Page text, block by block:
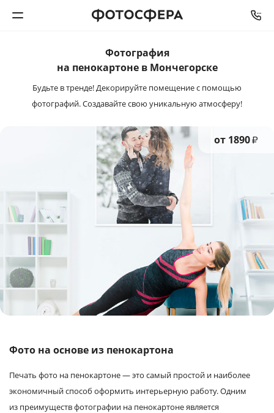
Фотокниги
Интерьерная печать
Фотоподарки
Багетная мастерская
Полиграфия
Услуги и сервис
Фотография
на пенокартоне в Мончегорске
Будьте в тренде! Декорируйте помещение с помощью
фотографий. Создавайте свою уникальную атмосферу!
от 1890₽
СРОК ИЗГОТОВЛЕНИЯ ОТ3ДО5
Фото на основе из пенокартона
Печать фото на пенокартоне — это самый простой и наиболее
экономичный способ оформить интерьерную работу. Одним
из преимуществ фотографии на пенокартоне является